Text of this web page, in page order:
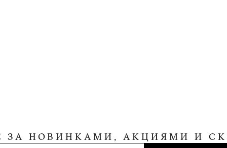
ЗА НОВИНКАМИ, АКЦИЯМИ И